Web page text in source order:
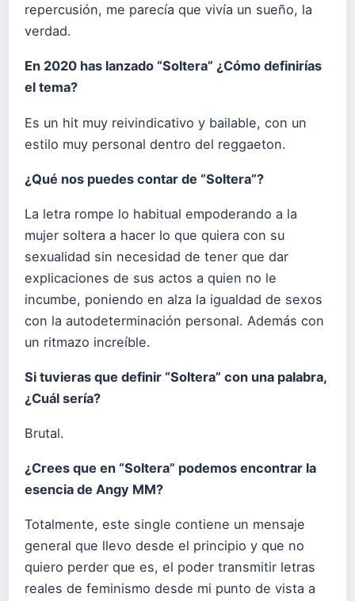
repercusión, me parecía que vivía un sueño, la
verdad.
En 2020 has lanzado “Soltera” ¿Cómo definirías
el tema?
Es un hit muy reivindicativo y bailable, con un
estilo muy personal dentro del reggaeton.
¿Qué nos puedes contar de “Soltera”?
La letra rompe lo habitual empoderando a la
mujer soltera a hacer lo que quiera con su
sexualidad sin necesidad de tener que dar
explicaciones de sus actos a quien no le
incumbe, poniendo en alza la igualdad de sexos
con la autodeterminación personal. Además con
un ritmazo increíble.
Si tuvieras que definir “Soltera” con una palabra,
¿Cuál sería?
Brutal.
¿Crees que en “Soltera” podemos encontrar la
esencia de Angy MM?
Totalmente, este single contiene un mensaje
general que llevo desde el principio y que no
quiero perder que es, el poder transmitir letras
reales de feminismo desde mi punto de vista a